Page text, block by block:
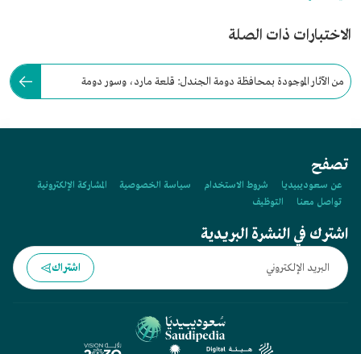
الاختبارات ذات الصلة
من الآثار الموجودة بمحافظة دومة الجندل: قلعة مارد، وسور دومة
تصفح
عن سعوديبيديا شروط الاستخدام سياسة الخصوصية
المشاركة الإلكترونية
تواصل معنا
التوظيف
اشترك في النشرة البريدية
اشتراك